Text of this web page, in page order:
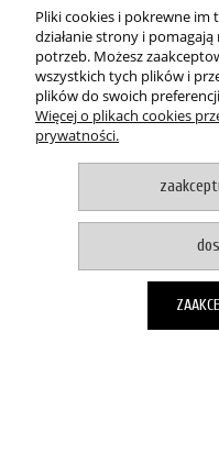
MIRAN
ul. Łódzka 153
90-054 Ksawerów, Polska
miran@miran.info.pl
786 895 179
Pliki cookies i pokrewne
działanie strony i
potrzeb. Możesz
wszystkich tych plików i
plików do swoich
Więcej o plikach cookies
prywatności.